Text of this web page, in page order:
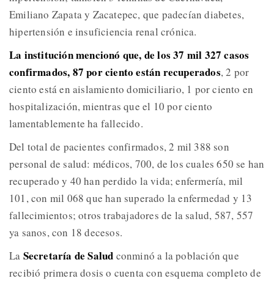
Emiliano Zapata y Zacatepec, que padecían diabetes,
hipertensión e insuficiencia renal crónica.
La institución mencionó que, de los 37 mil 327 casos
confirmados, 87 por ciento están recuperados, 2 por
ciento está en aislamiento domiciliario, 1 por ciento en
hospitalización, mientras que el 10 por ciento
lamentablemente ha fallecido.
Del total de pacientes confirmados, 2 mil 388 son
personal de salud: médicos, 700, de los cuales 650 se han
recuperado y 40 han perdido la vida; enfermería, mil
101, con mil 068 que han superado la enfermedad y 13
fallecimientos; otros trabajadores de la salud, 587, 557
ya sanos, con 18 decesos.
La Secretaría de Salud conminó a la población que
recibió primera dosis o cuenta con esquema completo de